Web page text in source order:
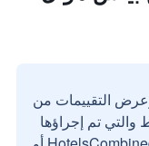
التقييمات من
والتي تم إجراؤها